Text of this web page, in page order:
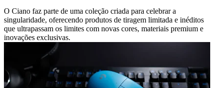
O Ciano faz parte de uma coleção criada para celebrar a
singularidade, oferecendo produtos de tiragem limitada e inéditos
que ultrapassam os limites com novas cores, materiais premium e
inovações exclusivas.